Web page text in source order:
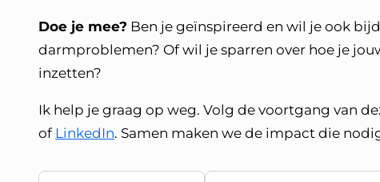
Doe je mee? Ben je geïnspireerd en wil je ook
darmproblemen? Of wil je sparren over hoe je
inzetten?
Ik help je graag op weg. Volg de voortgang van
of LinkedIn. Samen maken we de impact die